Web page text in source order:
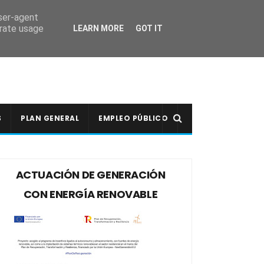
PLAN GENERAL EMPLEO PÚBLICO
ACTUACIÓN DE GENERACIÓN
CON ENERGÍA RENOVABLE
agent
usage
LEARN MORE GOT IT